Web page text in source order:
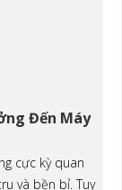
Đến Máy
cực kỳ quan
và bền bỉ. Tuy